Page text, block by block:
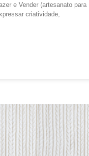
e Vender (artesanato para
criatividade,